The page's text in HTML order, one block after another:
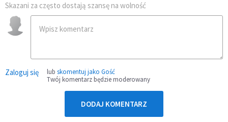
Skazani za często dostają szansę na wolność
Zaloguj się lub skomentuj jako Gość
Twój komentarz będzie moderowany
DODAJ KOMENTARZ